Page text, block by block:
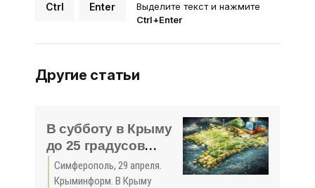
Ctrl Enter
Выделите текст и нажмите
Ctrl+Enter
Другие статьи
В субботу в Крыму
до 25 градусов
тепла - «Общество
Крыма»
Симферополь, 29 апреля.
Крыминформ. В Крыму